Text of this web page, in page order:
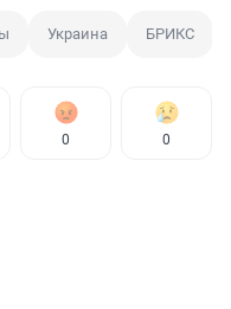
Украина БРИКС
0 0